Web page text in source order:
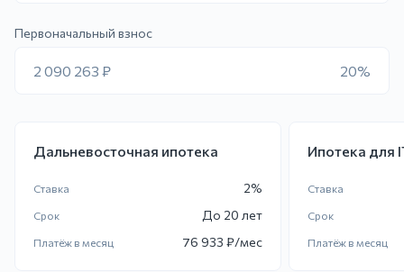
Первоначальный взнос
2 090 263 ₽ 20%
Дальневосточная ипотека
Ставка 2%
Срок До 20 лет
Платёж в месяц 76 933 ₽/мес
Ипотека для
Ставка
Срок
Платёж в месяц